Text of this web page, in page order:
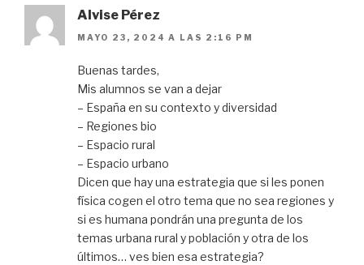
Alvise Pérez
MAYO 23, 2024 A LAS 2:16 PM
Buenas tardes,
Mis alumnos se van a dejar
– España en su contexto y diversidad
– Regiones bio
– Espacio rural
– Espacio urbano
Dicen que hay una estrategia que si les ponen
física cogen el otro tema que no sea regiones y
si es humana pondrán una pregunta de los
temas urbana rural y población y otra de los
últimos… ves bien esa estrategia?